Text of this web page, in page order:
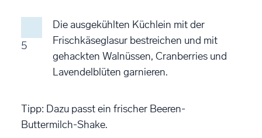
5
Die ausgekühlten Küchlein mit der
Frischkäseglasur bestreichen und mit
gehackten Walnüssen, Cranberries und
Lavendelblüten garnieren.
Tipp: Dazu passt ein frischer Beeren-
Buttermilch-Shake.